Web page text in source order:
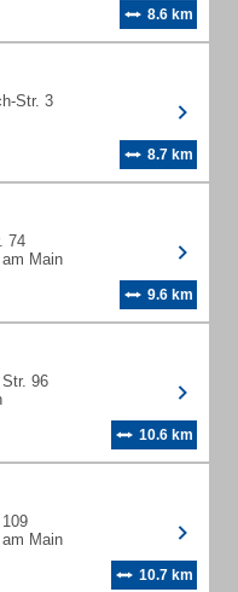
8.6 km
Str. 3
8.7 km
74
Main
9.6 km
96
10.6 km
Main
10.7 km